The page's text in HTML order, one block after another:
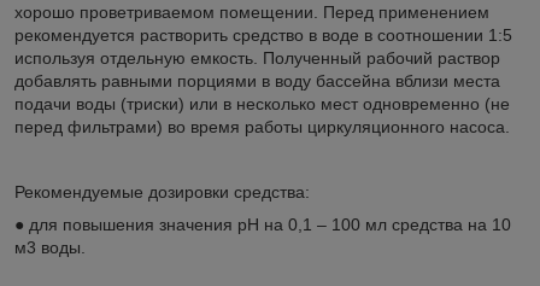
хорошо проветриваемом помещении. Перед применением
рекомендуется растворить средство в воде в соотношении 1:5
используя отдельную емкость. Полученный рабочий раствор
добавлять равными порциями в воду бассейна вблизи места
подачи воды (триски) или в несколько мест одновременно (не
перед фильтрами) во время работы циркуляционного насоса.
Рекомендуемые дозировки средства:
● для повышения значения pH на 0,1 – 100 мл средства на 10
м3 воды.